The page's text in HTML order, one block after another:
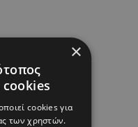
×
cookies
cookies για
των χρηστών.